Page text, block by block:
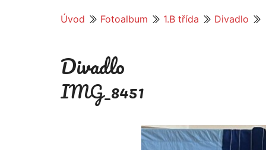
Úvod Fotoalbum 1.B třída Divadlo
Divadlo
IMG_8451